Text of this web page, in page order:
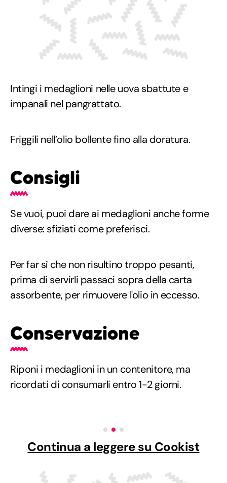
Intingi i medaglioni nelle uova sbattute e
impanali nel pangrattato.
Friggili nell’olio bollente fino alla doratura.
Consigli
Se vuoi, puoi dare ai medaglioni anche forme
diverse: sfiziati come preferisci.
Per far sì che non risultino troppo pesanti,
prima di servirli passaci sopra della carta
assorbente, per rimuovere l'olio in eccesso.
Conservazione
Riponi i medaglioni in un contenitore, ma
ricordati di consumarli entro 1-2 giorni.
Continua a leggere su Cookist